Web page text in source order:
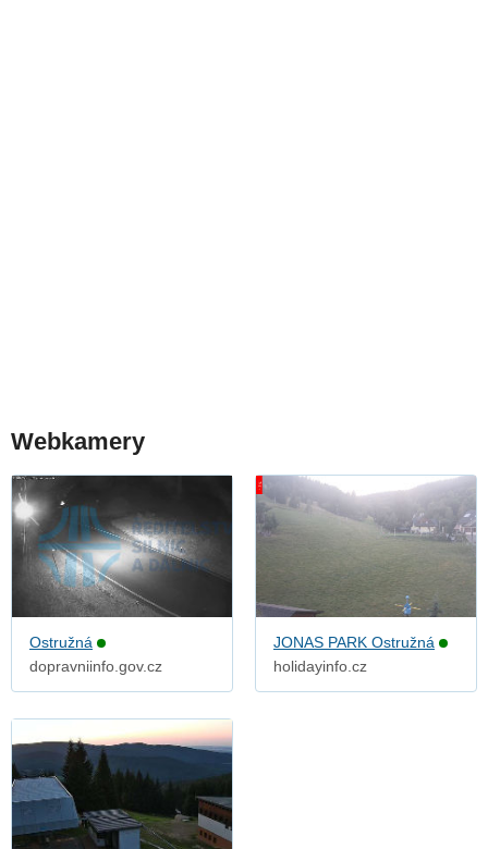
Webkamery
Ostružná
dopravniinfo.gov.cz
JONAS PARK Ostružná
holidayinfo.cz